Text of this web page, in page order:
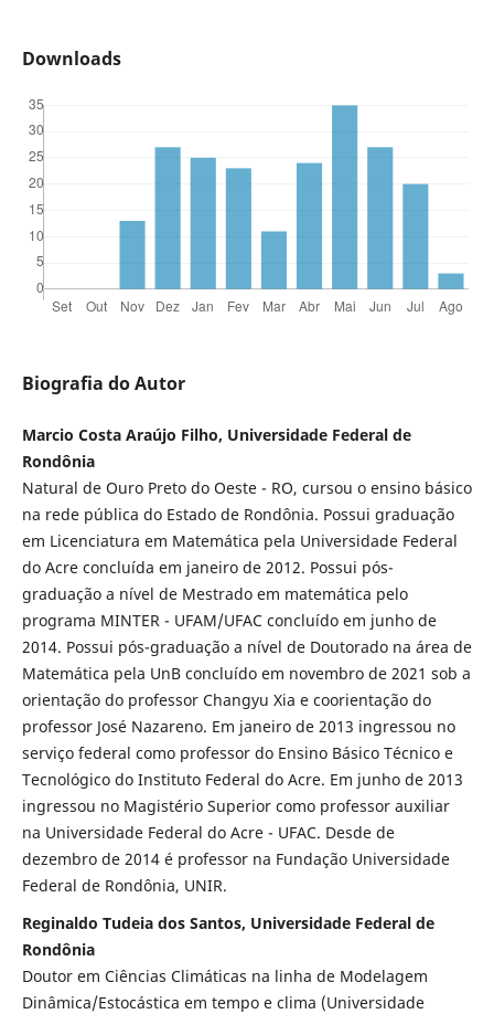
Downloads
Biografia do Autor
Marcio Costa Araújo Filho, Universidade Federal de
Rondônia
Natural de Ouro Preto do Oeste - RO, cursou o ensino básico
na rede pública do Estado de Rondônia. Possui graduação
em Licenciatura em Matemática pela Universidade Federal
do Acre concluída em janeiro de 2012. Possui pós-
graduação a nível de Mestrado em matemática pelo
programa MINTER - UFAM/UFAC concluído em junho de
2014. Possui pós-graduação a nível de Doutorado na área de
Matemática pela UnB concluído em novembro de 2021 sob a
orientação do professor Changyu Xia e coorientação do
professor José Nazareno. Em janeiro de 2013 ingressou no
serviço federal como professor do Ensino Básico Técnico e
Tecnológico do Instituto Federal do Acre. Em junho de 2013
ingressou no Magistério Superior como professor auxiliar
na Universidade Federal do Acre - UFAC. Desde de
dezembro de 2014 é professor na Fundação Universidade
Federal de Rondônia, UNIR.
Reginaldo Tudeia dos Santos, Universidade Federal de
Rondônia
Doutor em Ciências Climáticas na linha de Modelagem
Dinâmica/Estocástica em tempo e clima (Universidade